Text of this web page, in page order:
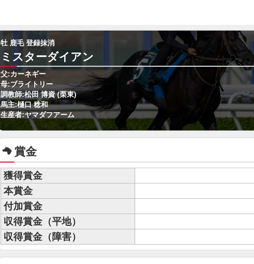
牡 鹿毛 登録抹消
ミスターダイアン
父:カーネギー
母:ブライトリー
調教師:松田 博資 (栗東)
馬主:樋口 稔和
生産者:ヤマダフアーム
賞金
獲得賞金
本賞金
付加賞金
収得賞金（平地）
収得賞金（障害）